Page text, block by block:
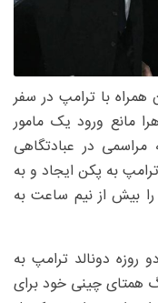
همراه با ترامپ در سفر
مانع ورود یک مامور
در عبادتگاهی
به پکن ایجاد و به
بیش از نیم ساعت به
روزه دونالد ترامپ به
همتای چینی خود برای